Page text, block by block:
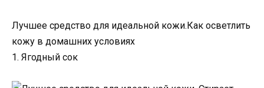
Лучшее средство для идеальной кожи.Как осветлить
кожу в домашних условиях
1. Ягодный сок